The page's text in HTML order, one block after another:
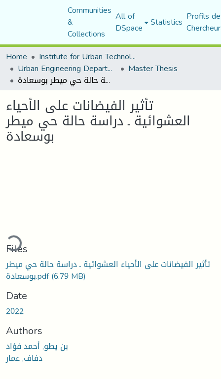
Communities
&
Collections
All of
DSpace Statistics Profils
Home
Institute for Urban Technology Management
Urban Engineering Department Master Thesis
تأثير الفيضانات على الأحياء العشوائية ـ دراسة حالة حي ميطر بوسعادة
تأثير الفيضانات على الأحياء
العشوائية ـ دراسة حالة حي ميطر
بوسعادة
Files
تأثير الفيضانات على الأحياء العشوائية ـ دراسة حالة حي ميطر
بوسعادة.pdf(6.79 MB)
Date
2022
Authors
بن يطو, أحمد فؤاد
دفاف, عمار